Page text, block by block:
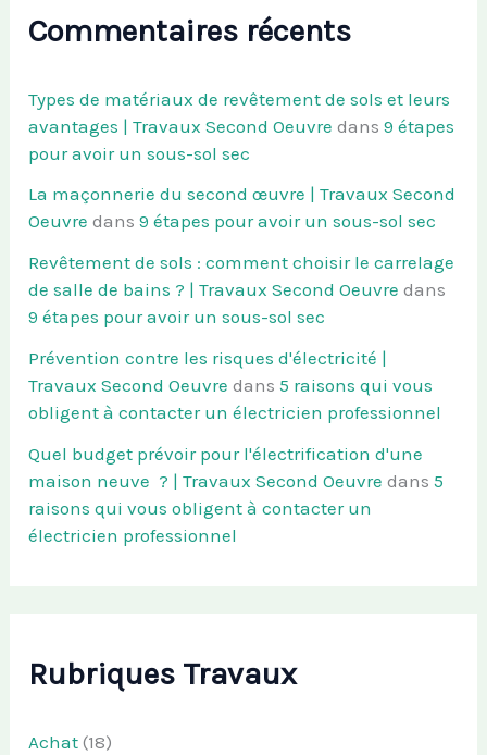
Commentaires récents
Types de matériaux de revêtement de sols et leurs
avantages | Travaux Second Oeuvre dans9 étapes
pour avoir un sous-sol sec
La maçonnerie du second œuvre | Travaux Second
Oeuvre dans9 étapes pour avoir un sous-sol sec
Revêtement de sols : comment choisir le carrelage
de salle de bains ? | Travaux Second Oeuvre dans
9 étapes pour avoir un sous-sol sec
Prévention contre les risques d'électricité |
Travaux Second Oeuvre dans5 raisons qui vous
obligent à contacter un électricien professionnel
Quel budget prévoir pour l'électrification d'une
maison neuve ? | Travaux Second Oeuvre dans5
raisons qui vous obligent à contacter un
électricien professionnel
Rubriques Travaux
Achat (18)